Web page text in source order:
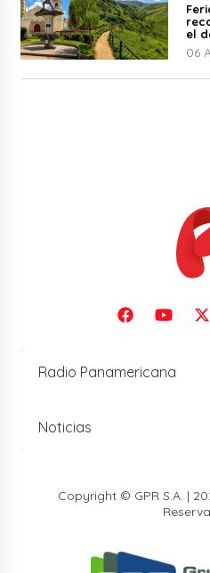
el
06
Radio Panamericana
Noticias
Copyright © GPR S.A. |